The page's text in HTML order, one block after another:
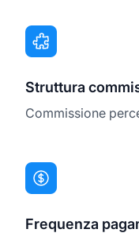
Struttura
Commissione
Frequenza